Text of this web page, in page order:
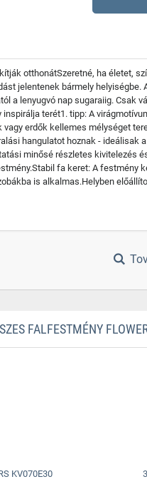
otthonátSzeretné, ha életet,
jelentenek bármely
a lenyugvó nap sugaraiig. Csak
terét1. tipp: A
erdők kellemes mélységet
hangulatot hoznak - ideálisak
minősé részletes kivitelezés
fa keret: A
is alkalmas.Helyben
FALFESTMÉNY
KV070E30